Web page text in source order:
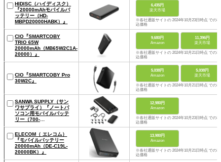
HIDISC（ハイディスク）
『20000mAhモバイルバ
ッテリー（HD-
MBPD20000HABK）』
6,435円
楽天市場
※各社通販サイトの 2024年10月23日時点 での税
込価格
CIO『SMARTCOBY
TRIO 65W
20000mAh（MB65W2C1A-
20000）』
9,680円
Amazon
11,396円
楽天市場
※各社通販サイトの 2024年10月21日時点 での税
込価格
CIO『SMARTCOBY Pro
30W2C』
5,038円
Amazon
5,038円
楽天市場
※各社通販サイトの 2024年10月21日時点 での税
込価格
SANWA SUPPLY（サン
ワサプライ）『ノートパ
ソコン用モバイルバッテ
リー（700-
12,980円
Amazon
※各社通販サイトの 2024年10月23日時点 での税
込価格
ELECOM（ エレコム）
『モバイルバッテリー
20000mAh（DE-C19L-
20000BK）』
13,980円
Amazon
※各社通販サイトの 2024年10月21日時点 での税
込価格